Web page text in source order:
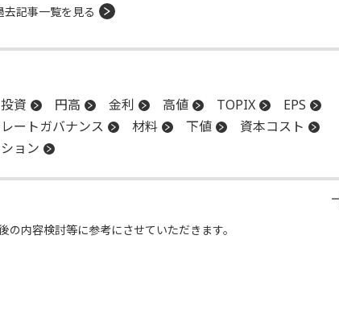
去記事一覧を見る
投資 円高 金利 高値 TOPIX
EPS
ートガバナンス 材料 下値
資本コスト
ョン
内容検討等に参考にさせていただきます。